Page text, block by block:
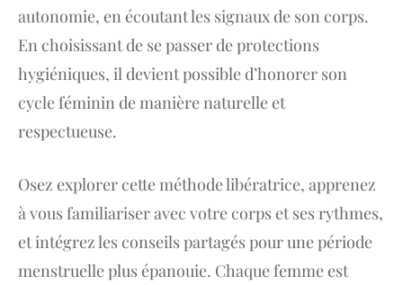
autonomie, en écoutant les signaux de son corps.
En choisissant de se passer de protections
hygiéniques, il devient possible d’honorer son
cycle féminin de manière naturelle et
respectueuse.
Osez explorer cette méthode libératrice, apprenez
à vous familiariser avec votre corps et ses rythmes,
et intégrez les conseils partagés pour une période
menstruelle plus épanouie. Chaque femme est